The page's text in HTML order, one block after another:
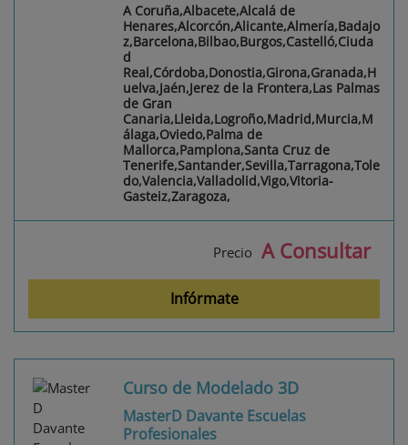
A Coruña,Albacete,Alcalá de
Henares,Alcorcón,Alicante,Almería,Badajo
z,Barcelona,Bilbao,Burgos,Castelló,Ciuda
d
Real,Córdoba,Donostia,Girona,Granada,H
uelva,Jaén,Jerez de la Frontera,Las Palmas
de Gran
Canaria,Lleida,Logroño,Madrid,Murcia,M
álaga,Oviedo,Palma de
Mallorca,Pamplona,Santa Cruz de
Tenerife,Santander,Sevilla,Tarragona,Tole
do,Valencia,Valladolid,Vigo,Vitoria-
Gasteiz,Zaragoza,
Precio A Consultar
Infórmate
Curso de Modelado 3D
MasterD Davante Escuelas
Profesionales